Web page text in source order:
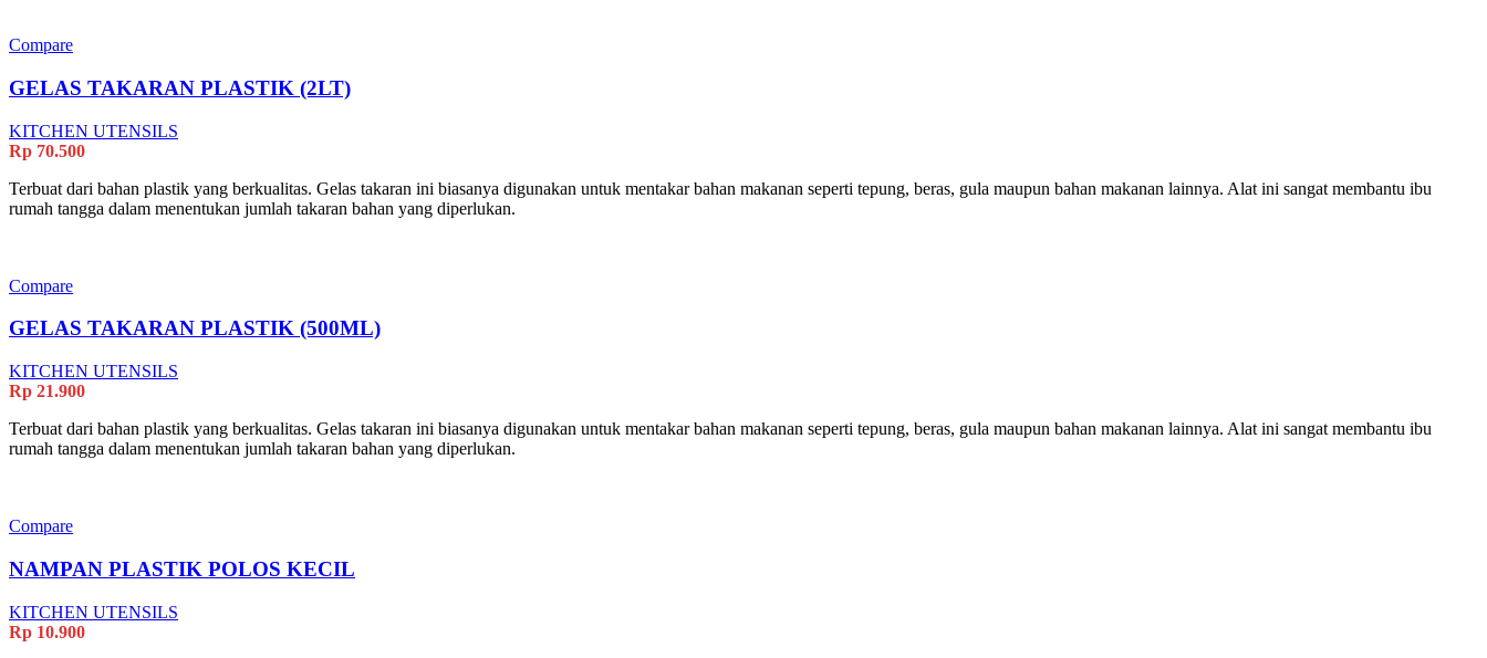
Compare
GELAS TAKARAN PLASTIK (2LT)
KITCHEN UTENSILS
Rp 70.500
Terbuat dari bahan plastik yang berkualitas. Gelas takaran ini biasanya digunakan untuk mentakar bahan makanan seperti tepung, beras, gula maupun bahan makanan lainnya. Alat ini sangat membantu ibu
rumah tangga dalam menentukan jumlah takaran bahan yang diperlukan.
Compare
GELAS TAKARAN PLASTIK (500ML)
KITCHEN UTENSILS
Rp 21.900
Terbuat dari bahan plastik yang berkualitas. Gelas takaran ini biasanya digunakan untuk mentakar bahan makanan seperti tepung, beras, gula maupun bahan makanan lainnya. Alat ini sangat membantu ibu
rumah tangga dalam menentukan jumlah takaran bahan yang diperlukan.
Compare
NAMPAN PLASTIK POLOS KECIL
KITCHEN UTENSILS
Rp 10.900